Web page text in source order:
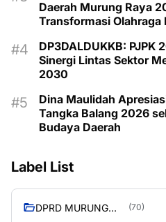
Daerah Murung Raya
Transformasi
DP3DALDUKKB: PJPK
Sinergi Lintas Sektor
2030
Dina Maulidah
Tangka Balang 2026
Budaya Daerah
Label List
DPRD MURUNG
(70)